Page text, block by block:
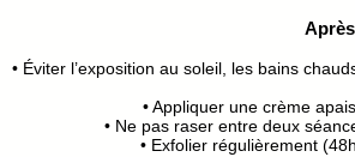
• Éviter l’exposition au soleil, les bains
• Appliquer une crème
• Ne pas raser entre deux
• Exfolier régulièrement